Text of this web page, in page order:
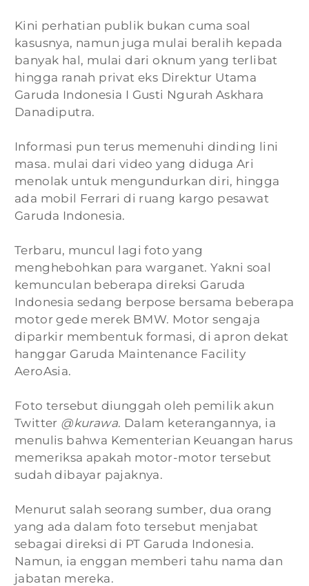
Kini perhatian publik bukan cuma soal
kasusnya, namun juga mulai beralih kepada
banyak hal, mulai dari oknum yang terlibat
hingga ranah privat eks Direktur Utama
Garuda Indonesia I Gusti Ngurah Askhara
Danadiputra.
Informasi pun terus memenuhi dinding lini
masa. mulai dari video yang diduga Ari
menolak untuk mengundurkan diri, hingga
ada mobil Ferrari di ruang kargo pesawat
Garuda Indonesia.
Terbaru, muncul lagi foto yang
menghebohkan para warganet. Yakni soal
kemunculan beberapa direksi Garuda
Indonesia sedang berpose bersama beberapa
motor gede merek BMW. Motor sengaja
diparkir membentuk formasi, di apron dekat
hanggar Garuda Maintenance Facility
AeroAsia.
Foto tersebut diunggah oleh pemilik akun
Twitter @kurawa. Dalam keterangannya, ia
menulis bahwa Kementerian Keuangan harus
memeriksa apakah motor-motor tersebut
sudah dibayar pajaknya.
Menurut salah seorang sumber, dua orang
yang ada dalam foto tersebut menjabat
sebagai direksi di PT Garuda Indonesia.
Namun, ia enggan memberi tahu nama dan
jabatan mereka.